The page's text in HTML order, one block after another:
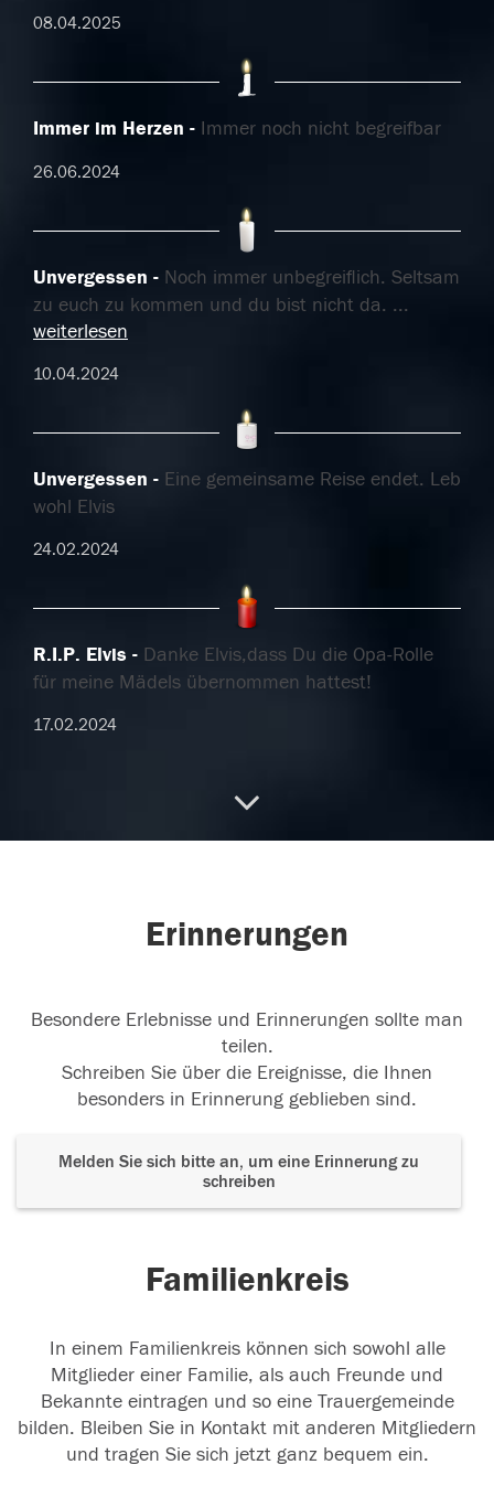
08.04.2025
Immer im Herzen Immer noch nicht begreifbar
26.06.2024
Unvergessen
Noch immer unbegreiflich. Seltsam
zu euch zu kommen und du bist nicht da. ...
weiterlesen
10.04.2024
Unvergessen
Eine gemeinsame Reise endet. Leb
wohl Elvis
24.02.2024
R.I.P. Elvis
Danke Elvis,dass Du die Opa-Rolle
für meine Mädels übernommen hattest!
17.02.2024
Erinnerungen
Besondere Erlebnisse und Erinnerungen sollte man
teilen.
Schreiben Sie über die Ereignisse, die Ihnen
besonders in Erinnerung geblieben sind.
Melden Sie sich bitte an, um eine Erinnerung zu
schreiben
Familienkreis
In einem Familienkreis können sich sowohl alle
Mitglieder einer Familie, als auch Freunde und
Bekannte eintragen und so eine Trauergemeinde
bilden. Bleiben Sie in Kontakt mit anderen Mitgliedern
und tragen Sie sich jetzt ganz bequem ein.